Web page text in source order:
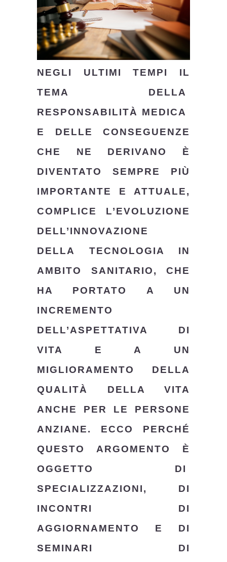
NEGLI ULTIMI TEMPI IL
TEMA DELLA
RESPONSABILITÀ MEDICA
E DELLE CONSEGUENZE
CHE NE DERIVANO È
DIVENTATO SEMPRE PIÙ
IMPORTANTE E ATTUALE,
COMPLICE L’EVOLUZIONE
DELL’INNOVAZIONE
DELLA TECNOLOGIA IN
AMBITO SANITARIO, CHE
HA PORTATO A UN
INCREMENTO
DELL’ASPETTATIVA DI
VITA E A UN
MIGLIORAMENTO DELLA
QUALITÀ DELLA VITA
ANCHE PER LE PERSONE
ANZIANE. ECCO PERCHÉ
QUESTO ARGOMENTO È
OGGETTO DI
SPECIALIZZAZIONI, DI
INCONTRI DI
AGGIORNAMENTO E DI
SEMINARI DI